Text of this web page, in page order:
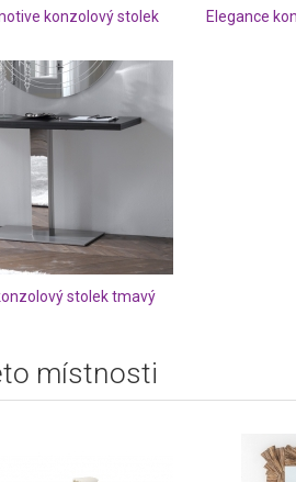
konzolový stolek Elegance
stolek tmavý
místnosti